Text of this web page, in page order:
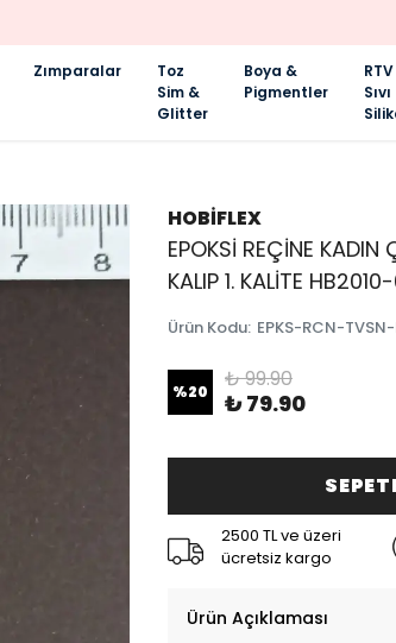
Zımparalar
Toz
Sim &
Glitter
Boya &
Pigmentler
Sıvı
HOBİFLEX
EPOKSİ REÇİNE KADIN
KALIP 1. KALİTE
Ürün Kodu: EPKS-RCN-
%20 ₺ 99.90
₺ 79.90
2500 TL ve üzeri
ücretsiz kargo
Ürün Açıklaması